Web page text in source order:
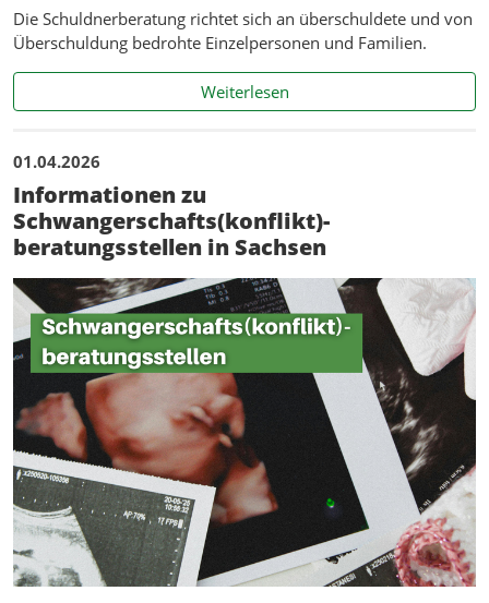
Die Schuldnerberatung richtet sich an überschuldete und von
Überschuldung bedrohte Einzelpersonen und Familien.
WeiterlesenInformationen zur
01.04.2026
Informationen zu
Schwangerschafts(konflikt)-
beratungsstellen in Sachsen